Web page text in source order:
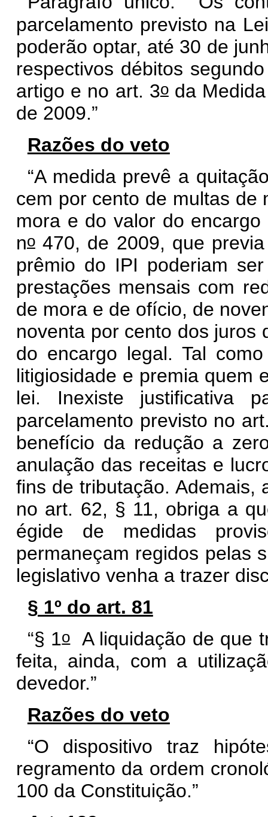
parcelamento previsto na
poderão optar, até 30 de
respectivos débitos
artigo e no art. 3oda
de 2009.”
Razões do veto
“A medida prevê a
cem por cento de multas de
mora e do valor do
no470, de 2009, que
prêmio do IPI poderiam
prestações mensais com
de mora e de ofício, de
noventa por cento dos juros
do encargo legal. Tal
litigiosidade e premia quem
lei. Inexiste justificativa
parcelamento previsto no
benefício da redução a
anulação das receitas e
fins de tributação. Ademais,
no art. 62, § 11, obriga a
égide de medidas
permaneçam regidos pelas
legislativo venha a trazer
§ 1º do art. 81
“§ 1oA liquidação de que
feita, ainda, com a
devedor.”
Razões do veto
“O dispositivo traz
regramento da ordem
100 da Constituição.”